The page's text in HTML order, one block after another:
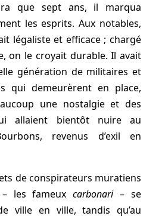
que sept ans, il marqua
les esprits. Aux notables,
légaliste et efficace ; chargé
on le croyait durable. Il avait
génération de militaires et
qui demeurèrent en place,
une nostalgie et des
allaient bientôt nuire au
revenus d’exil en
de conspirateurs muratiens
– les fameuxcarbonari– se
ville en ville, tandis qu’au